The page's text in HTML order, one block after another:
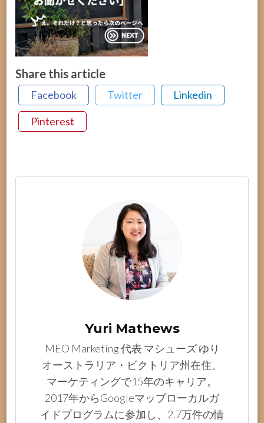
Share this article
Facebook Twitter Linkedin
Pinterest
Yuri Mathews
MEO Marketing 代表 マシューズ ゆり
オーストラリア・ビクトリア州在住。
マーケティングで15年のキャリア。
2017年からGoogleマップローカルガ
イドプログラムに参加し、2.7万件の情